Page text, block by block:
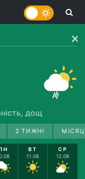
дощ
2 ТИЖНІ
ВТ
11.08
СР
12.08